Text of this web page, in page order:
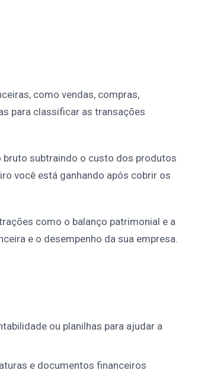
como vendas, compras,
para classificar as transações
bruto subtraindo o custo dos produtos
você está ganhando após cobrir os
como o balanço patrimonial e a
e o desempenho da sua empresa.
ou planilhas para ajudar a
e documentos financeiros